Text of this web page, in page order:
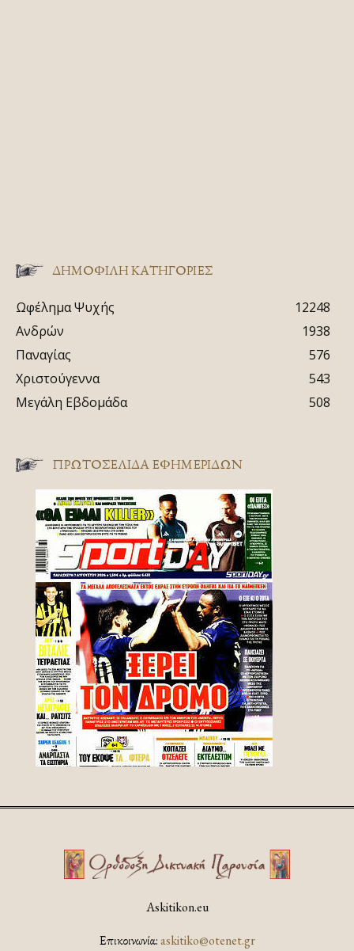
ΔΗΜΟΦΙΛΗ ΚΑΤΗΓΟΡΙΕΣ
Ωφέλημα Ψυχής
12248
Ανδρών
1938
Παναγίας
576
Χριστούγεννα
543
Μεγάλη Εβδομάδα
508
ΠΡΩΤΟΣΈΛΙΔΑ ΕΦΗΜΕΡΊΔΩΝ
Askitikon.eu
Επικοινωνία:askitiko@otenet.gr